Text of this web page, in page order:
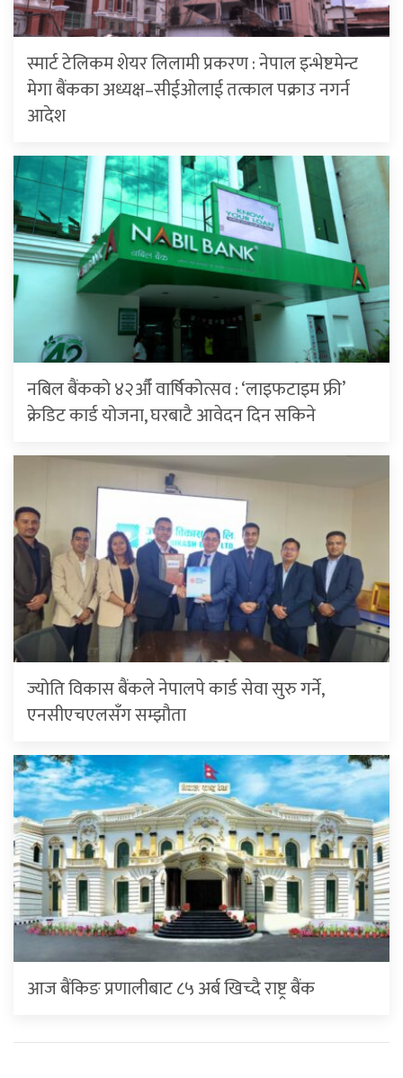
स्मार्ट टेलिकम शेयर लिलामी प्रकरण : नेपाल इन्भेष्टमेन्ट
मेगा बैंकका अध्यक्ष–सीईओलाई तत्काल पक्राउ नगर्न
आदेश
नबिल बैंकको ४२औँ वार्षिकोत्सव : ‘लाइफटाइम फ्री’
क्रेडिट कार्ड योजना, घरबाटै आवेदन दिन सकिने
ज्योति विकास बैंकले नेपालपे कार्ड सेवा सुरु गर्ने,
एनसीएचएलसँग सम्झौता
आज बैंकिङ प्रणालीबाट ८५ अर्ब खिच्दै राष्ट्र बैंक